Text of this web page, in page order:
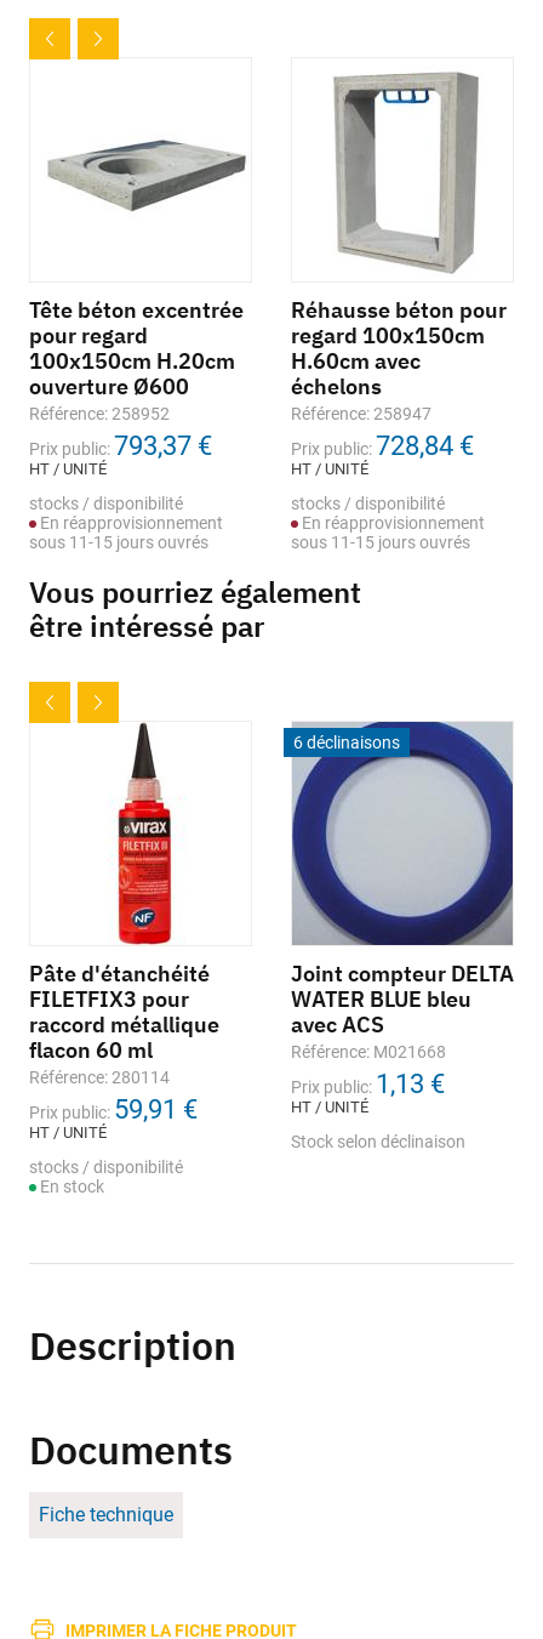
Tête béton excentrée
pour regard
100x150cm H.20cm
ouverture Ø600
Référence: 258952
Prix public:793,37 €
HT / UNITÉ
stocks / disponibilité
En réapprovisionnement
sous 11-15 jours ouvrés
Réhausse béton pour
regard 100x150cm
H.60cm avec
échelons
Référence: 258947
Prix public:728,84 €
HT / UNITÉ
stocks / disponibilité
En réapprovisionnement
sous 11-15 jours ouvrés
Vous pourriez également
être intéressé par
Pâte d'étanchéité
FILETFIX3 pour
raccord métallique
flacon 60 ml
Référence: 280114
Prix public: 59,91 €
HT / UNITÉ
stocks / disponibilité
En stock
6 déclinaisons
Joint compteur DELTA
WATER BLUE bleu
avec ACS
Référence: M021668
Prix public: 1,13 €
HT / UNITÉ
Stock selon déclinaison
Description
Documents
Fiche technique
IMPRIMER LA FICHE PRODUIT